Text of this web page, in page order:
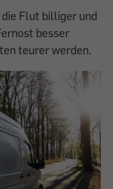
Flut billiger und
besser
teurer werden.